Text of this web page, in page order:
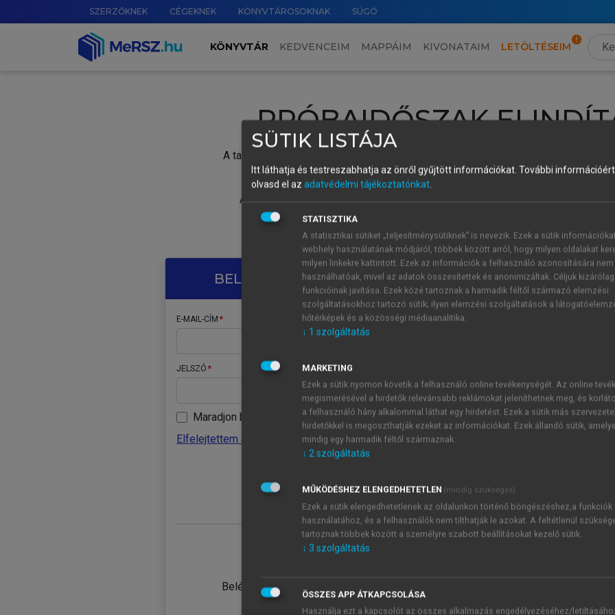
SZERZŐKNEK CÉGEKNEK KÖNYVTÁROSOKNAK SÚGÓ
KÖNYVTÁR KEDVENCEIM MAPPÁIM KIVONATAIM LETÖLTÉSEIM
PRÓBAIDŐSZAK
A tartalom megtekintéséhez lépj be a saját fiókoddal, iskolai azonosítóddal vagy
Új felhasználóként1 óra díjmentes hozzáférésrevagy
A próbaidőszak elindításához,
vagy hozz
A regisztráció után a
BELÉPÉS SAJÁT FIÓKKAL
E-MAIL-CÍM
JELSZÓ
Maradjon belépve
Elfelejtettem a jelszavamat
Belépés intézményi azonosítóval
ÚJ FIÓK
1 óra
JELSZÓ
Kérek értesítést a MeRSZ
Kérek értesítést az
SÜTIK LISTÁJA
Itt láthatja és testreszabhatja az önről gyűjtött információkat. További
olvasd el az adatvédelmi tájékoztatónkat.
STATISZTIKA
A statisztikai sütiket „teljesítménysütiknek” is nevezik. Ezek a sütik
webhely használatának módjáról, többek között arról, hogy milyen oldalakat
milyen linkekre kattintott. Ezek az információk a felhasználó azonosítására nem
használhatóak, mivel az adatok összesítettek és anonimizáltak. Céljuk
funkcióinak javítása. Ezek közé tartoznak a harmadik féltől származó elemzési
szolgáltatásokhoz tartozó sütik; ilyen elemzési szolgáltatások a
hőtérképek és a közösségi médiaanalitika.
↓ 1 szolgáltatás
MARKETING
Ezek a sütik nyomon követik a felhasználó online tevékenységét. Az online
megismerésével a hirdetők relevánsabb reklámokat jeleníthetnek meg, és
a felhasználó hány alkalommal láthat egy hirdetést. Ezek a sütik más
hirdetőkkel is megoszthatják ezeket az információkat. Ezek állandó sütik,
mindig egy harmadik féltől származnak.
↓ 2szolgáltatás
MŰKÖDÉSHEZ ELENGEDHETETLEN (mindig szükséges)
Ezek a sütik elengedhetetlenek az oldalunkon történő böngészéshez,a funkciók
használatához, és a felhasználók nem tilthatják le azokat. A feltétlenül
tartoznak többek között a személyre szabott beállításokat kezelő sütik.
↓ 3 szolgáltatás
ÖSSZES APP ÁTKAPCSOLÁSA
Használja ezt a kapcsolót az összes alkalmazás engedélyezéséhez/